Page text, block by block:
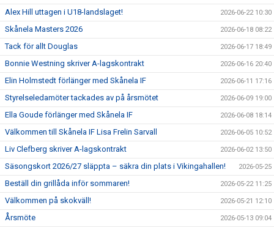
Alex Hill uttagen i U18-landslaget! 2026-06-22 10:30
Skånela Masters 2026 2026-06-18 08:22
Tack för allt Douglas 2026-06-17 18:49
Bonnie Westning skriver A-lagskontrakt 2026-06-16 20:40
Elin Holmstedt förlänger med Skånela IF 2026-06-11 17:16
Styrelseledamöter tackades av på årsmötet 2026-06-09 19:00
Ella Goude förlänger med Skånela IF 2026-06-08 18:14
Välkommen till Skånela IF Lisa Frelin Sarvall 2026-06-05 10:52
Liv Clefberg skriver A-lagskontrakt 2026-06-02 13:50
Säsongskort 2026/27 släppta – säkra din plats i Vikingahallen! 2026-05-25
Beställ din grillåda inför sommaren! 2026-05-22 11:25
Välkommen på skokväll! 2026-05-21 12:10
Årsmöte 2026-05-13 09:04